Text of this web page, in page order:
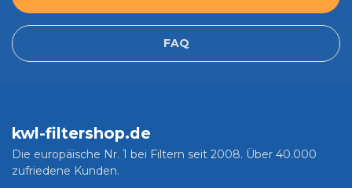
FAQ
kwl-filtershop.de
Die europäische Nr. 1 bei Filtern seit 2008. Über 40.000
zufriedene Kunden.